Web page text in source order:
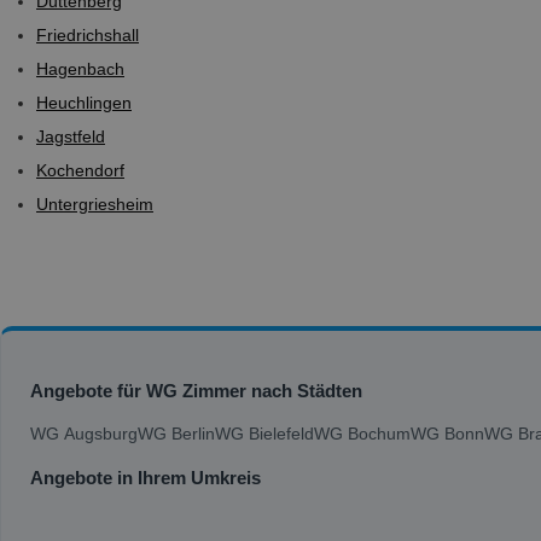
Friedrichshall
Hagenbach
Heuchlingen
Jagstfeld
Kochendorf
Untergriesheim
Angebote für WG Zimmer nach Städten
WG AugsburgWG BerlinWG BielefeldWG BochumWG BonnWG
Angebote in Ihrem Umkreis